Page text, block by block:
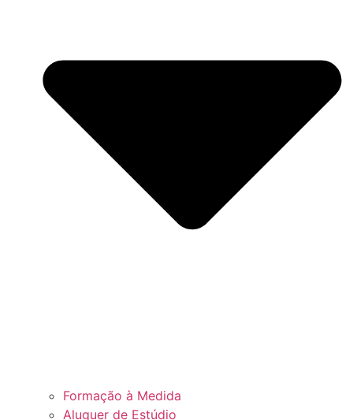
Formação à Medida
Aluguer de Estúdio